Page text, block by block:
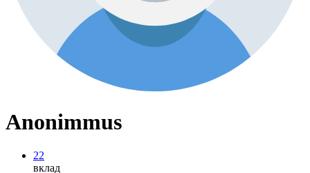
Anonimmus
22
вклад